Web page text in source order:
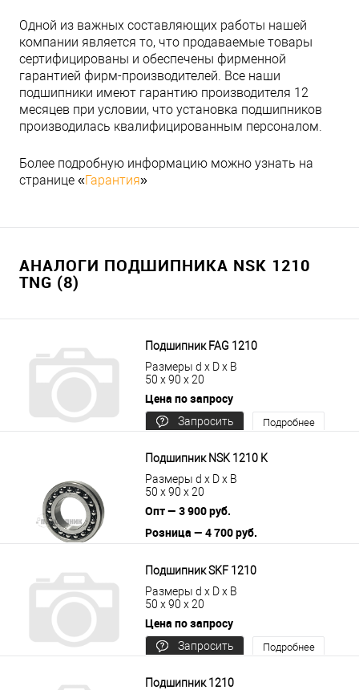
Одной из важных составляющих работы нашей
компании является то, что продаваемые товары
сертифицированы и обеспечены фирменной
гарантией фирм-производителей. Все наши
подшипники имеют гарантию производителя 12
месяцев при условии, что установка подшипников
производилась квалифицированным персоналом.
Более подробную информацию можно узнать на
странице «Гарантия»
АНАЛОГИ ПОДШИПНИКА NSK 1210
TNG (8)
Подшипник FAG 1210
Размеры d x D x B
50 x 90 x 20
Цена по запросу
Запросить
Подробнее
Подшипник NSK 1210 K
Размеры d x D x B
50 x 90 x 20
Опт — 3 900 руб.
Розница — 4 700 руб.
Подшипник SKF 1210
Размеры d x D x B
50 x 90 x 20
Цена по запросу
Запросить
Подробнее
Подшипник 1210